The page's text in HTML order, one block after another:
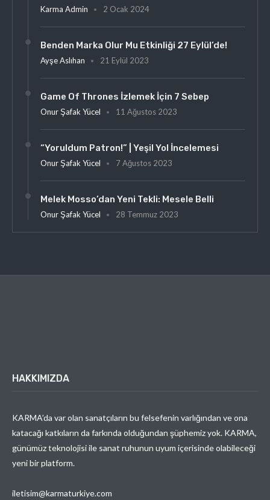
Karma Admin 2 Ocak 2024
Benden Marka Olur Mu Etkinliği 27 Eylül’de!
Ayşe Aslıhan 21 Eylül 2023
Game Of Thrones İzlemek İçin 7 Sebep
Onur Şafak Yücel 11 Ağustos 2023
“Yoruldum Patron!” | Yeşil Yol İncelemesi
Onur Şafak Yücel 7 Ağustos 2023
Melek Mosso’dan Yeni Tekli: Mesele Belli
Onur Şafak Yücel 28 Temmuz 2023
HAKKIMIZDA
KARMA’da var olan sanatçıların bu felsefenin varlığından ve ona
katacağı katkıların da farkında olduğundan şüphemiz yok. KARMA,
günümüz teknolojisi ile sanat ruhunun uyum içerisinde olabileceği
yeni bir platform.
iletisim@karmaturkiye.com